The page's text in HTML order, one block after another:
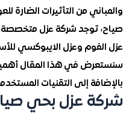
من التأثيرات الضارة للعوامل
شركة عزل متخصصة توفر
وعزل الايبوكسي للأسطح
في هذا المقال أهمية هذه
إلى التقنيات المستخدمة
عزل بحي صياح